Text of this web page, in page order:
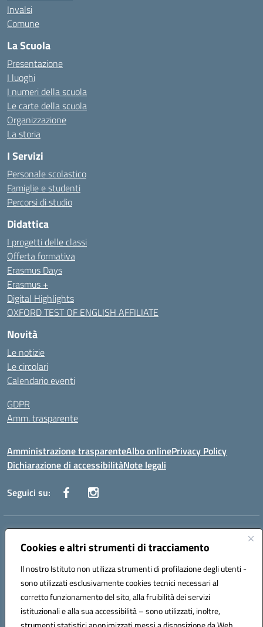
Cookies e altri strumenti di tracciamento
Il nostro Istituto non utilizza strumenti di profilazione degli utenti -
sono utilizzati esclusivamente cookies tecnici necessari al
corretto funzionamento del sito, alla fruibilità dei servizi
istituzionali e alla sua accessibilità – sono utilizzati, inoltre,
Invalsi
Comune
La Scuola
Presentazione
I luoghi
I numeri della scuola
Le carte della scuola
Organizzazione
La storia
I Servizi
Personale scolastico
Famiglie e studenti
Percorsi di studio
Didattica
I progetti delle classi
Offerta formativa
Erasmus Days
Erasmus +
Digital Highlights
OXFORD TEST OF ENGLISH AFFILIATE
Novità
Le notizie
Le circolari
Calendario eventi
GDPR
Amm. trasparente
Amministrazione trasparenteAlbo onlinePrivacy Policy
Dichiarazione di accessibilitàNote legali
Seguici su:
Indirizzo:
Centralino:+39 080 2446680 Email:baic882008@istruzione.it
Codice fiscale: 80023470729
Codice meccanografico:
BAIC882008
Codice unico di fatturazione (CUF): UFEUNT